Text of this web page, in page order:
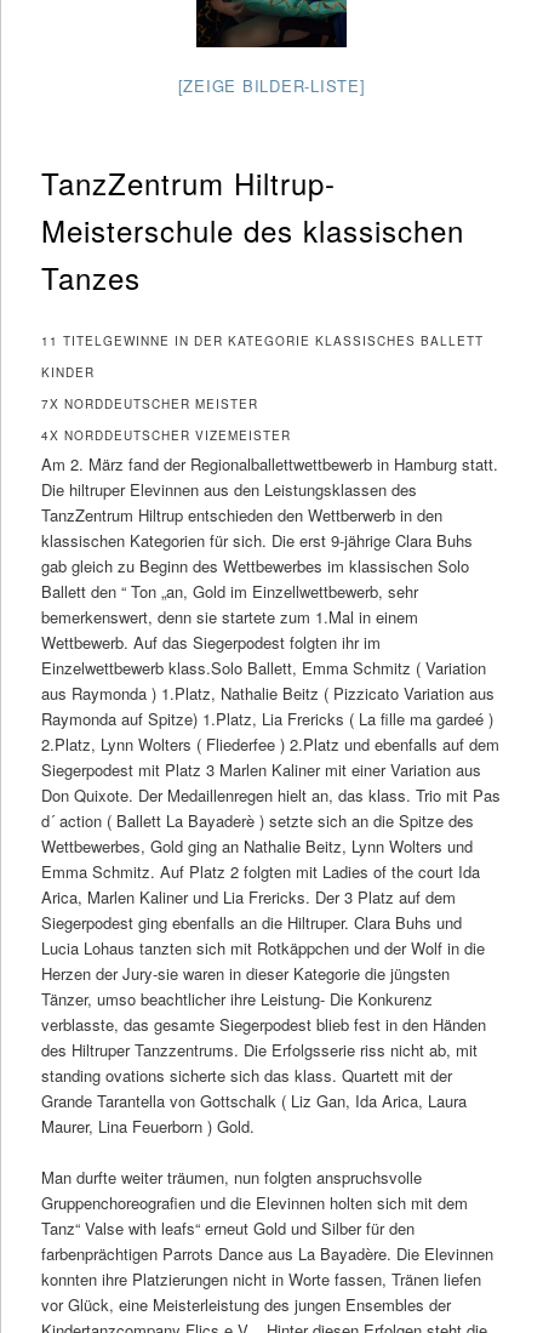
[ZEIGE BILDER-LISTE]
TanzZentrum Hiltrup-
Meisterschule des klassischen
Tanzes
11 TITELGEWINNE IN DER KATEGORIE KLASSISCHES BALLETT
KINDER
7X NORDDEUTSCHER MEISTER
4X NORDDEUTSCHER VIZEMEISTER
Am 2. März fand der Regionalballettwettbewerb in Hamburg statt.
Die hiltruper Elevinnen aus den Leistungsklassen des
TanzZentrum Hiltrup entschieden den Wettberwerb in den
klassischen Kategorien für sich. Die erst 9-jährige Clara Buhs
gab gleich zu Beginn des Wettbewerbes im klassischen Solo
Ballett den “ Ton „an, Gold im Einzellwettbewerb, sehr
bemerkenswert, denn sie startete zum 1.Mal in einem
Wettbewerb. Auf das Siegerpodest folgten ihr im
Einzelwettbewerb klass.Solo Ballett, Emma Schmitz ( Variation
aus Raymonda ) 1.Platz, Nathalie Beitz ( Pizzicato Variation aus
Raymonda auf Spitze) 1.Platz, Lia Frericks ( La fille ma gardeé )
2.Platz, Lynn Wolters ( Fliederfee ) 2.Platz und ebenfalls auf dem
Siegerpodest mit Platz 3 Marlen Kaliner mit einer Variation aus
Don Quixote. Der Medaillenregen hielt an, das klass. Trio mit Pas
d´ action ( Ballett La Bayaderè ) setzte sich an die Spitze des
Wettbewerbes, Gold ging an Nathalie Beitz, Lynn Wolters und
Emma Schmitz. Auf Platz 2 folgten mit Ladies of the court Ida
Arica, Marlen Kaliner und Lia Frericks. Der 3 Platz auf dem
Siegerpodest ging ebenfalls an die Hiltruper. Clara Buhs und
Lucia Lohaus tanzten sich mit Rotkäppchen und der Wolf in die
Herzen der Jury-sie waren in dieser Kategorie die jüngsten
Tänzer, umso beachtlicher ihre Leistung- Die Konkurenz
verblasste, das gesamte Siegerpodest blieb fest in den Händen
des Hiltruper Tanzzentrums. Die Erfolgsserie riss nicht ab, mit
standing ovations sicherte sich das klass. Quartett mit der
Grande Tarantella von Gottschalk ( Liz Gan, Ida Arica, Laura
Maurer, Lina Feuerborn ) Gold.
Man durfte weiter träumen, nun folgten anspruchsvolle
Gruppenchoreografien und die Elevinnen holten sich mit dem
Tanz“ Valse with leafs“ erneut Gold und Silber für den
farbenprächtigen Parrots Dance aus La Bayadère. Die Elevinnen
konnten ihre Platzierungen nicht in Worte fassen, Tränen liefen
vor Glück, eine Meisterleistung des jungen Ensembles der